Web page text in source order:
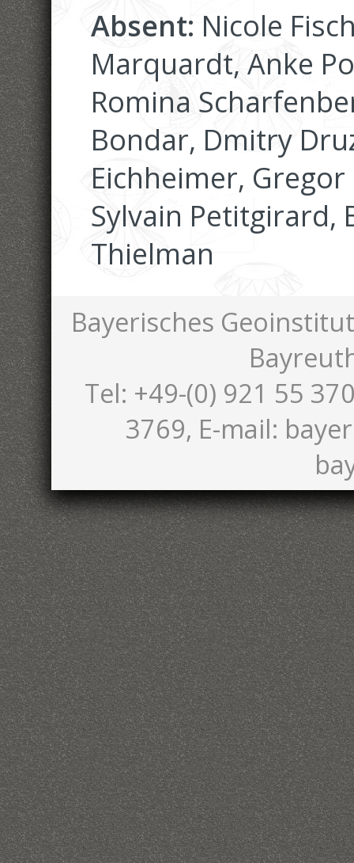
Absent: Nicole
Marquardt, Anke
Romina
Bondar, Dmitry
Eichheimer,
Sylvain Petitgirard,
Thielman
Bayerisches
Tel: +49-(0) 921 55
3769, E-mail: